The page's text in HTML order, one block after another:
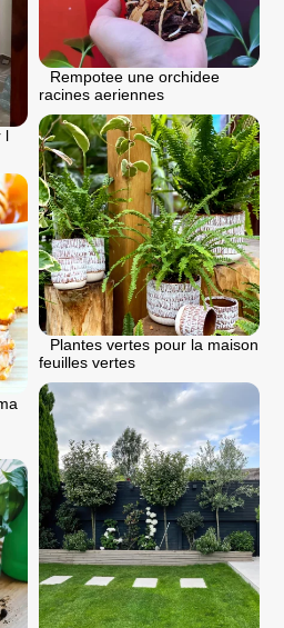
Rempotee une orchidee
racines aeriennes
l
Plantes vertes pour la maison
feuilles vertes